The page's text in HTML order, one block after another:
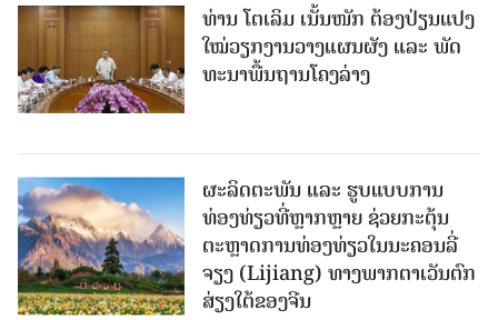
ທ່ານ ໂຕ​ເລິມ ເນັ້ນໜັກ ຕ້ອງ​ປ່ຽນ​ແປງ​
ໃໝ່​ວຽກ​ງານ​ວາງ​ແຜນ​ຜັງ ແລະ ​ພັດ​
ທະ​ນາ​ພື້ນ​ຖານ​ໂຄງ​ລ່າງ
ຜະລິດຕະພັນ ແລະ ຮູບແບບການ
ທ່ອງທ່ຽວທີ່ຫຼາກຫຼາຍ ຊ່ວຍກະຕຸ້ນ
ຕະຫຼາດການທ່ອງທ່ຽວໃນນະຄອນລີ່
ຈຽງ (Lijiang) ທາງພາກຕາເວັນຕົກ
ສ່ຽງໃຕ້ຂອງຈີນ